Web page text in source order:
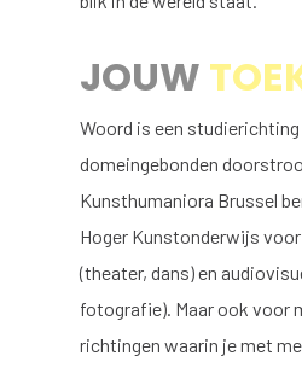
JOUW
Woord is een studierichting
domeingebonden
Kunsthumaniora Brussel
Hoger Kunstonderwijs
(theater, dans) en
fotografie). Maar ook voor
richtingen waarin je met